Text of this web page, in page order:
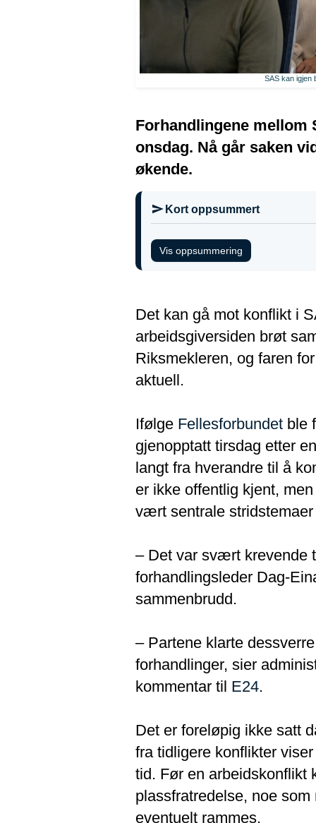
SAS kan igjen
Forhandlingene mellom
onsdag. Nå går saken
økende.
Kort oppsummert
Vis oppsummering
Det kan gå mot konflikt i
arbeidsgiversiden brøt
Riksmekleren, og faren
aktuell.
Ifølge Fellesforbundet ble
gjenopptatt tirsdag etter
langt fra hverandre til å
er ikke offentlig kjent,
vært sentrale
– Det var svært krevende
forhandlingsleder Dag-
sammenbrudd.
– Partene klarte
forhandlinger, sier
kommentar til E24.
Det er foreløpig ikke satt
fra tidligere konflikter
tid. Før en arbeidskonflikt
plassfratredelse, noe
eventuelt rammes.